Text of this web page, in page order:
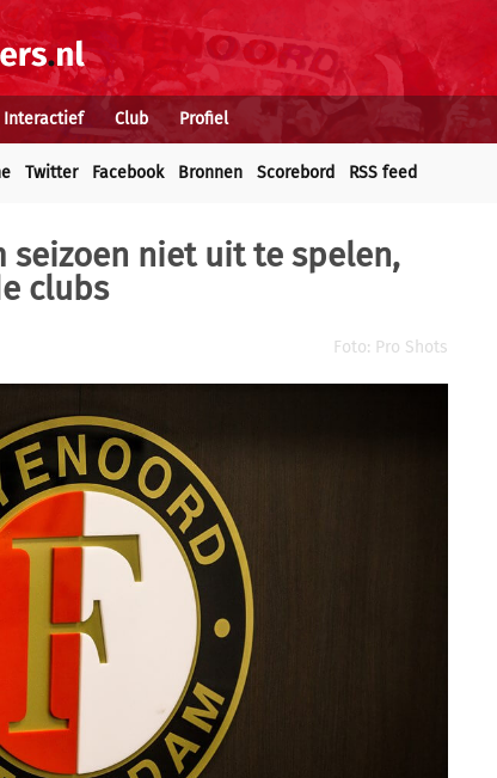
Interactief Club Profiel
Twitter Facebook Bronnen Scorebord RSS feed
seizoen niet uit te spelen,
clubs
Foto: Pro Shots